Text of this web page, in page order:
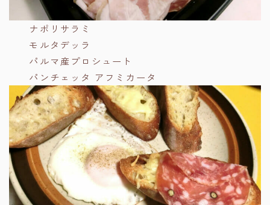
ナポリサラミ
モルタデッラ
パルマ産プロシュート
パンチェッタ アフミカータ